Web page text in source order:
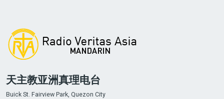
天主教亚洲真理电台
Buick St. Fairview Park, Quezon City